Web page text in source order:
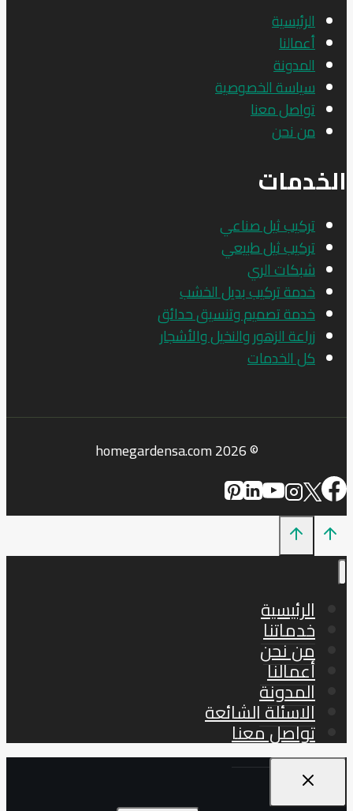
الرئيسية
أعمالنا
المدونة
سياسة الخصوصية
تواصل معنا
من نحن
الخدمات
تركيب ثيل صناعي
تركيب ثيل طبيعي
شبكات الري
خدمة تركيب بديل الخشب
خدمة تصميم وتنسيق حدائق
زراعة الزهور والنخيل والأشجار
كل الخدمات
© 2026 homegardensa.com
الرئيسية
خدماتنا
من نحن
أعمالنا
المدونة
الاسئلة الشائعة
تواصل معنا